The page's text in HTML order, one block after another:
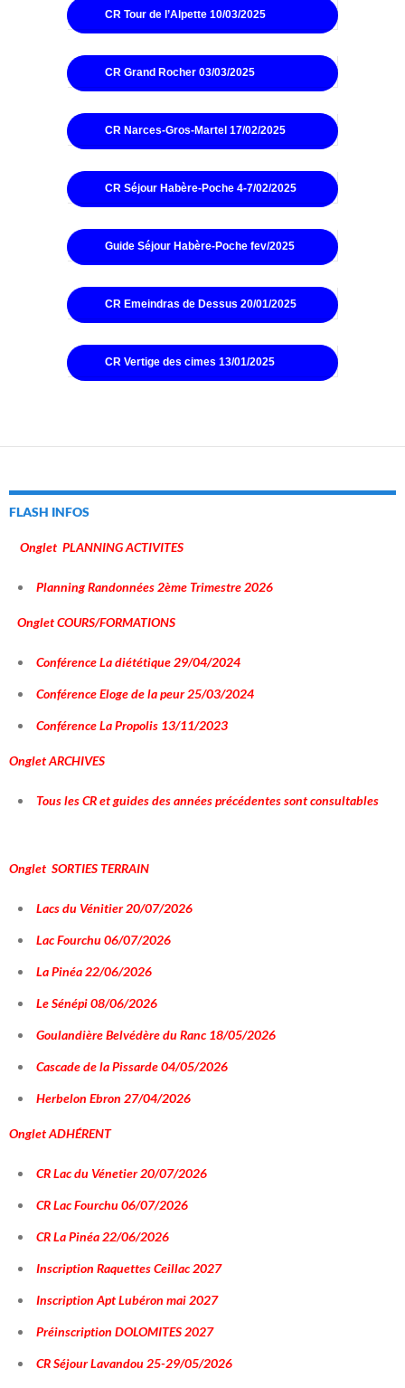
CR Tour de l’Alpette 10/03/2025
CR Grand Rocher 03/03/2025
CR Narces-Gros-Martel 17/02/2025
CR Séjour Habère-Poche 4-7/02/2025
Guide Séjour Habère-Poche fev/2025
CR Emeindras de Dessus 20/01/2025
CR Vertige des cimes 13/01/2025
FLASH INFOS
Onglet PLANNING ACTIVITES
Planning Randonnées 2ème Trimestre 2026
Onglet COURS/FORMATIONS
Conférence La diététique 29/04/2024
Conférence Eloge de la peur 25/03/2024
Conférence La Propolis 13/11/2023
Onglet ARCHIVES
Tous les CR et guides des années précédentes sont consultables
Onglet SORTIES TERRAIN
Lacs du Vénitier 20/07/2026
Lac Fourchu 06/07/2026
La Pinéa 22/06/2026
Le Sénépi 08/06/2026
Goulandière Belvédère du Ranc 18/05/2026
Cascade de la Pissarde 04/05/2026
Herbelon Ebron 27/04/2026
OngletADHÉRENT
CR Lac du Vénetier 20/07/2026
CR Lac Fourchu 06/07/2026
CR La Pinéa 22/06/2026
Inscription Raquettes Ceillac 2027
Inscription Apt Lubéron mai 2027
Préinscription DOLOMITES 2027
CR Séjour Lavandou 25-29/05/2026